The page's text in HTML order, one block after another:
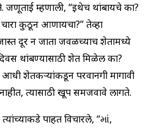
म्हणाली, “इथेच थांबायचे का?
कुठून आणायचा?” तेव्हा
दूर न जाता जवळच्याच शेतामध्ये
थांबण्यासाठी शेत मिळेल का?
शेतकऱ्यांकडून परवानगी मागावी
त्यासाठी खूप समजवावे लागते.
पाहत विचारले, “માં,